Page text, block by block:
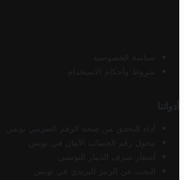
سياسة الخصوصية
شروط وأحكام الاستخدام
أدواتنا
أداة التحقق من صحة الرقم الضريبي تونس
محول رقم الحساب الآيبان في تونس
أسعار صرف الدينار التونسي
البحث عن الرمز البريدي في تونس